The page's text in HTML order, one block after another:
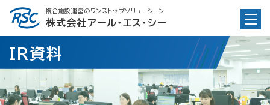
Skip
content
複合施設運営のワンストップソリューション
株式会社アール・エス・シー
IR資料